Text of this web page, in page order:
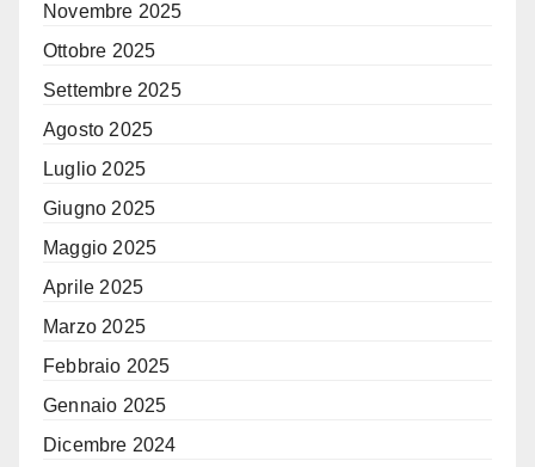
Novembre 2025
Ottobre 2025
Settembre 2025
Agosto 2025
Luglio 2025
Giugno 2025
Maggio 2025
Aprile 2025
Marzo 2025
Febbraio 2025
Gennaio 2025
Dicembre 2024